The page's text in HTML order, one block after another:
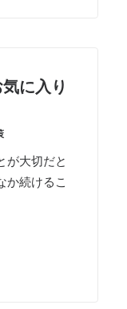
に入り
が大切だと
か続けるこ